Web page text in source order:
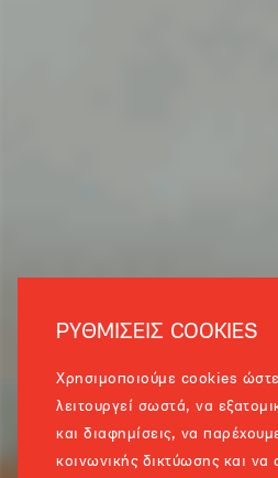
ΡΥΘΜΙΣΕΙΣ COOKIES
Χρησιμοποιούμε cookies
λειτουργεί σωστά, να
και διαφημίσεις, να
κοινωνικής δικτύωσης και να